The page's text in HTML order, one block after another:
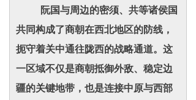
阮国与周边的密须、共等诸侯国
共同构成了商朝在西北地区的防线，
扼守着关中通往陇西的战略通道。这
一区域不仅是商朝抵御外敌、稳定边
疆的关键地带，也是连接中原与西部